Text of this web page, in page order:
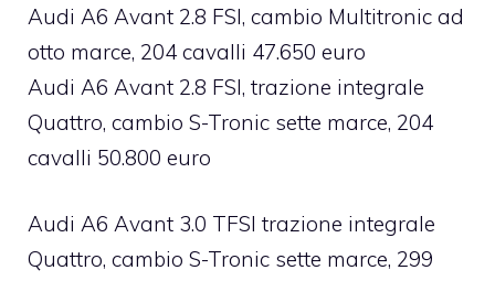
Audi A6 Avant 2.8 FSI, cambio Multitronic ad
otto marce, 204 cavalli 47.650 euro
Audi A6 Avant 2.8 FSI, trazione integrale
Quattro, cambio S-Tronic sette marce, 204
cavalli 50.800 euro
Audi A6 Avant 3.0 TFSI trazione integrale
Quattro, cambio S-Tronic sette marce, 299